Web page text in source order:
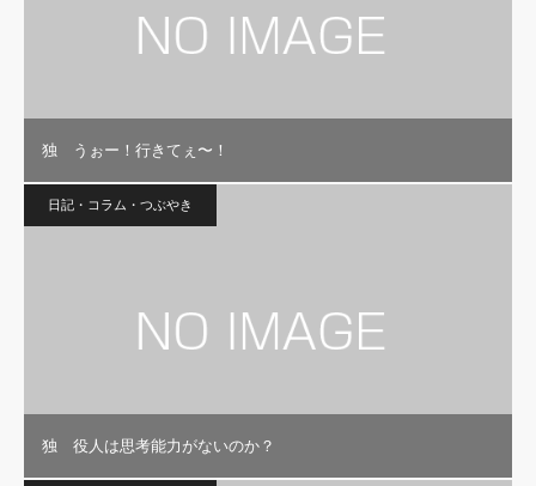
独 うぉー！行きてぇ〜！
日記・コラム・つぶやき
独 役人は思考能力がないのか？